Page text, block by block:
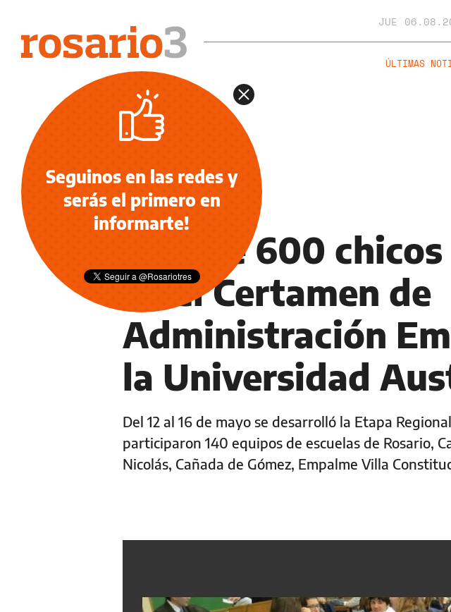
JUE
ÚLTIMAS
NOTICIAS
Más de 600
en el Certamen de
Administración
la Universidad
Del 12 al 16 de mayo se desarrolló la Etapa
participaron 140 equipos de escuelas de Rosario,
Nicolás, Cañada de Gómez, Empalme Villa
Seguinos en las redes y
serás el primero en
informarte!